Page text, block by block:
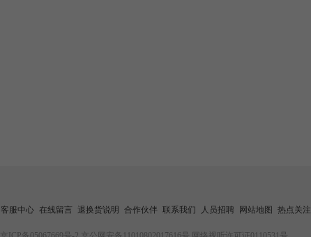
客服中心 在线留言 退换货说明 合作伙伴 联系我们 人员招聘 网站地图 热点关注